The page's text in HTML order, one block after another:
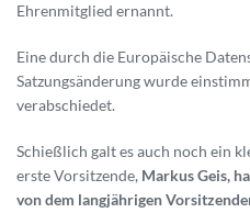
Ehrenmitglied ernannt.
Eine durch die Europäische
Satzungsänderung wurde
verabschiedet.
Schießlich galt es auch noch ein
erste Vorsitzende, Markus Geis,
von dem langjährigen